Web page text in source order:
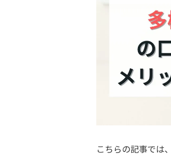
こちらの記事では